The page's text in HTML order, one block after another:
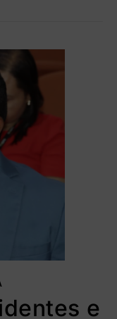
e